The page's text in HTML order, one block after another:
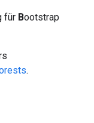
für Bootstrap
.